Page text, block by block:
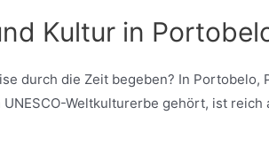
Kultur in
durch die Zeit begeben? In Portobelo,
Weltkulturerbe gehört, ist